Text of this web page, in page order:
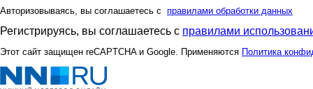
Авторизовываясь, вы соглашаетесь с правилами обработки данных
Регистрируясь, вы соглашаетесь с правилами
Этот сайт защищен reCAPTCHA и Google. Применяются Политика